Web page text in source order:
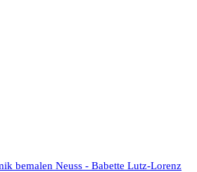
bemalen Neuss - Babette Lutz-Lorenz